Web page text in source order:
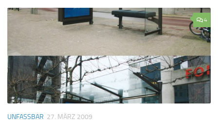
4
UNFASSBAR 27. MÄRZ 2009